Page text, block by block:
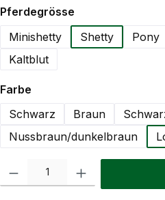
Pferdegrösseauswählen
Minishetty
Shetty Pony
Kaltblut
Farbeauswählen
Schwarz
Braun
Nussbraun/dunkelbraun
Produkt Anzahl: Gib den